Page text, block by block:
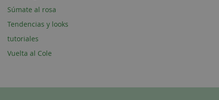
Súmate al rosa
Tendencias y looks
tutoriales
Vuelta al Cole